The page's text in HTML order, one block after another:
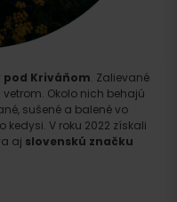
pod Kriváňom. Zalievané
Okolo nich behajú
sušené a balené vo
kedysi. V roku 2022 získali
aj slovenskú značku